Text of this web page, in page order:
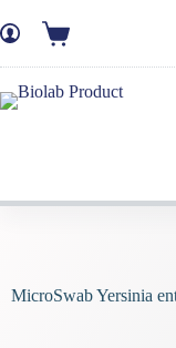
MicroSwab Yersinia